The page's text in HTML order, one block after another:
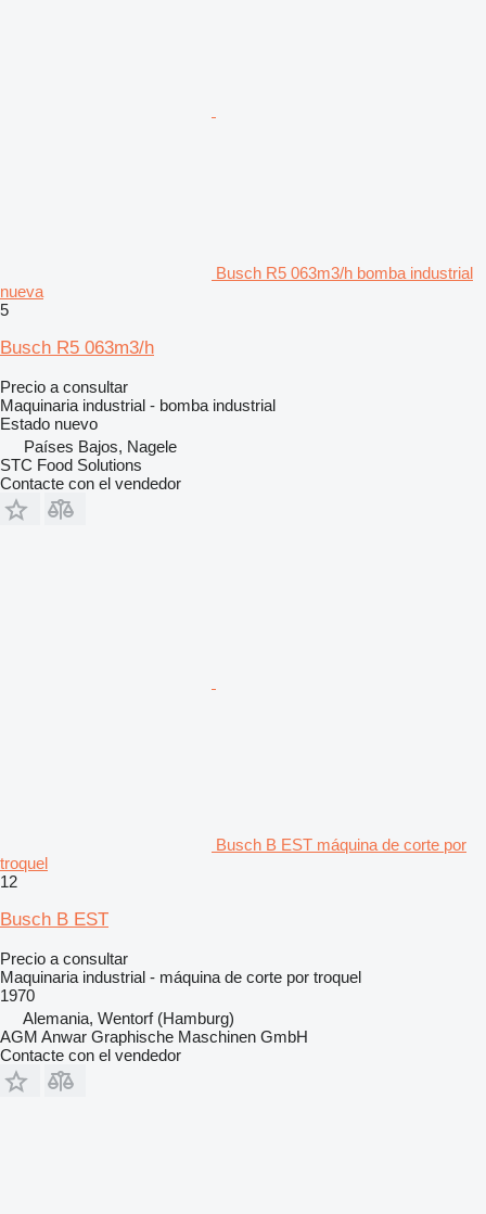
Busch R5 063m3/h bomba industrial
nueva
5
Busch R5 063m3/h
Precio a consultar
Maquinaria industrial - bomba industrial
Estado nuevo
Países Bajos, Nagele
STC Food Solutions
Contacte con el vendedor
Busch B EST máquina de corte por
troquel
12
Busch B EST
Precio a consultar
Maquinaria industrial - máquina de corte por troquel
1970
Alemania, Wentorf (Hamburg)
AGM Anwar Graphische Maschinen GmbH
Contacte con el vendedor